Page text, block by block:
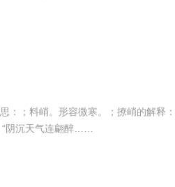
：；料峭。形容微寒。；撩峭的解释：
“阴沉天气连翩醉……